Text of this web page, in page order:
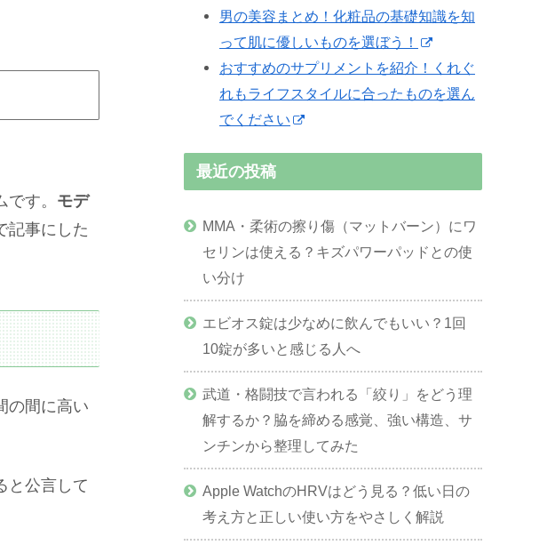
す。 モデ
記事にした
の間に高い
と公言して
男の美容まとめ！化粧品の基礎知識を知
って肌に優しいものを選ぼう！
おすすめのサプリメントを紹介！くれぐ
れもライフスタイルに合ったものを選ん
でください
最近の投稿
MMA・柔術の擦り傷（マットバーン）にワ
セリンは使える？キズパワーパッドとの使
い分け
エビオス錠は少なめに飲んでもいい？1回
10錠が多いと感じる人へ
武道・格闘技で言われる「絞り」をどう理
解するか？脇を締める感覚、強い構造、サ
ンチンから整理してみた
Apple WatchのHRVはどう見る？低い日の
考え方と正しい使い方をやさしく解説